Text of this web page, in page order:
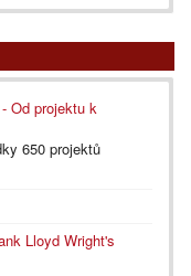
Od projektu k
650 projektů
Lloyd Wright's